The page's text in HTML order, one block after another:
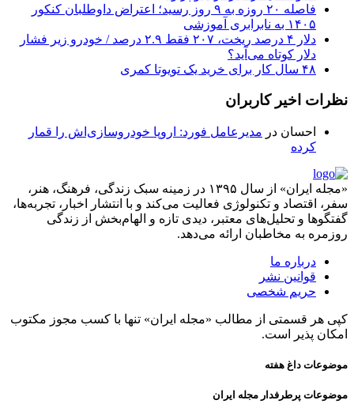
فاصله ۲۰ روزه به ۹ روز رسید؛ اعتراض داوطلبان کنکور
۱۴۰۵ به نابرابری آموزشی
دلار ۴ درصد ریخت، ۲۰۷ فقط ۲.۹ درصد / خودرو زیر فشار
دلار کوتاه می‌آید؟
۴۸ سال کار برای خرید یک تویوتا کمری
نظرات اخیر کاربران
احسان در مدیرعامل فورد: اروپا خودروسازی‌اش را قمار
کرده
«مجله ایران» از سال ۱۳۹۵ در زمینه سبک زندگی، فرهنگ، هنر،
سفر، اقتصاد و تکنولوژی فعالیت می‌کند و با انتشار اخبار، تجربه‌ها،
گفتگوها و تحلیل‌های معتبر، دیدی تازه و الهام‌بخش از زندگی
روزمره به مخاطبان ارائه می‌دهد.
درباره ما
قوانین نشر
حریم شخصی
کپی هر قسمتی از مطالب «مجله ایران» تنها با کسب مجوز مکتوب
امکان پذیر است.
موضوعات داغ هفته
موضوعات پرطرفدار مجله ایران